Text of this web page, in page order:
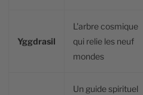
Yggdrasil
L'arbre cosmique
qui relie les neuf
mondes
Un guide spirituel